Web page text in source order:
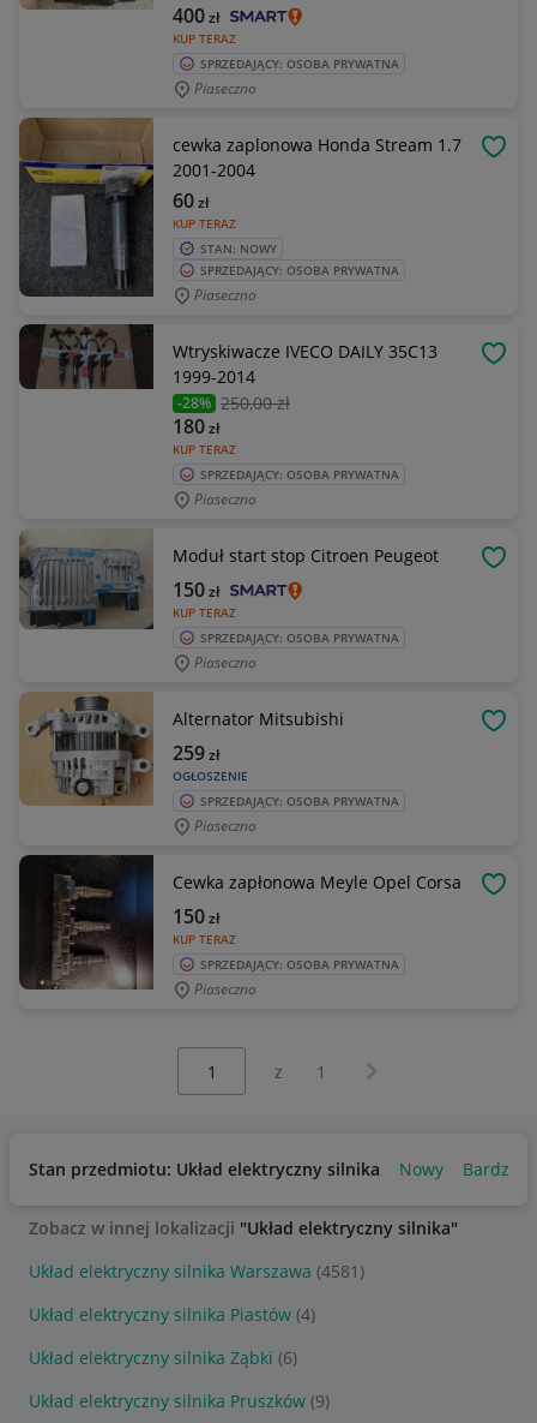
KUP TERAZ
400zł
SPRZEDAJĄCY: OSOBA PRYWATNA
Piaseczno
cewka zaplonowa Honda Stream 1.7
2001-2004
KUP TERAZ
60zł
STAN: NOWY
SPRZEDAJĄCY: OSOBA PRYWATNA
Piaseczno
Wtryskiwacze IVECO DAILY 35C13
1999-2014
-28% 250,00 zł
KUP TERAZ
180zł
SPRZEDAJĄCY: OSOBA PRYWATNA
Piaseczno
Moduł start stop Citroen Peugeot
KUP TERAZ
150zł
SPRZEDAJĄCY: OSOBA PRYWATNA
Piaseczno
Alternator Mitsubishi
OGŁOSZENIE
259zł
SPRZEDAJĄCY: OSOBA PRYWATNA
Piaseczno
Cewka zapłonowa Meyle Opel Corsa
KUP TERAZ
150zł
SPRZEDAJĄCY: OSOBA PRYWATNA
Piaseczno
z 1 Następna strona
Stan przedmiotu: Układ elektryczny silnika Nowy Bardzo
Zobacz w innej lokalizacji "Układ elektryczny silnika"
Układ elektryczny silnika Warszawa (4581)
Układ elektryczny silnika Piastów (4)
Układ elektryczny silnika Ząbki (6)
Układ elektryczny silnika Pruszków (9)